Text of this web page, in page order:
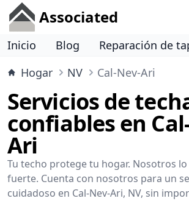
Associated
Inicio Blog
Reparación de
Hogar
NV Cal-Nev-Ari
Servicios de
confiables en
Ari
Tu techo protege tu hogar. Nosotros
fuerte. Cuenta con nosotros para un
cuidadoso en Cal-Nev-Ari, NV, sin